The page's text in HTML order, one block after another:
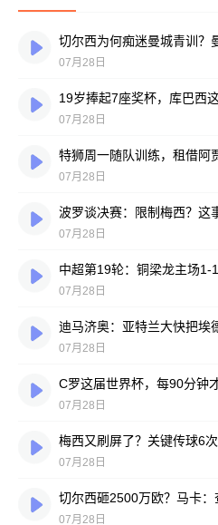
07月28日
19岁捧起7座奖杯，库巴西
07月28日
07月28日
07月28日
07月28日
07月28日
C罗这届世界杯，每90分钟
07月28日
07月28日
07月28日